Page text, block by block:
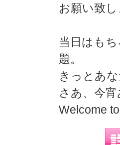
お願い致
当日はも
題。
きっとあ
さあ、今
Welcome